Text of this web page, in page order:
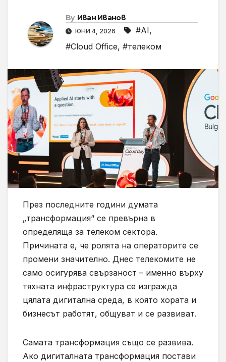
By Иван Иванов
ЮНИ 4, 2026 #AI,
#Cloud Office, #телеком
През последните години думата
„трансформация“ се превърна в
определяща за телеком сектора.
Причината е, че ролята на операторите се
промени значително. Днес телекомите не
само осигурява свързаност – именно върху
тяхната инфраструктура се изгражда
цялата дигитална среда, в която хората и
бизнесът работят, общуват и се развиват.
Самата трансформация също се развива.
Ако дигиталната трансформация постави